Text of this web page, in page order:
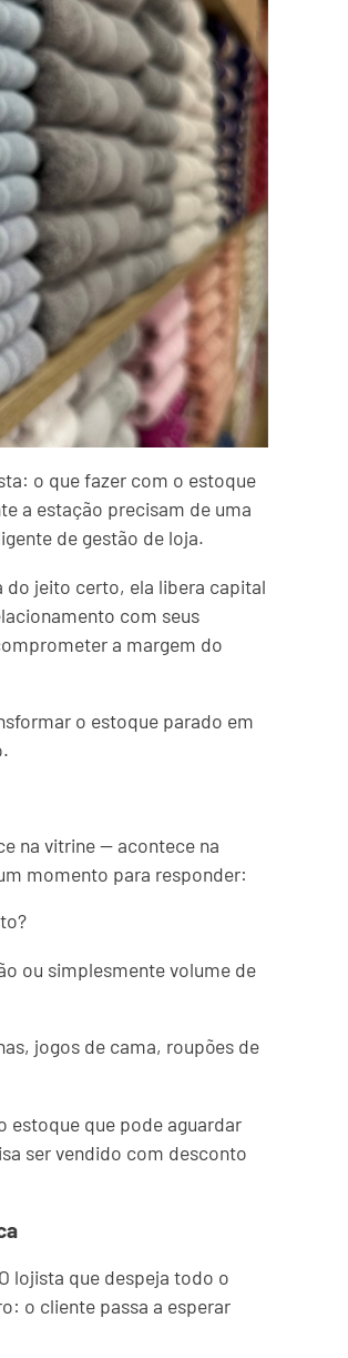
o que fazer com o estoque
a estação precisam de uma
de gestão de loja.
do jeito certo, ela libera capital
com seus
a margem do
o estoque parado em
na vitrine — acontece na
momento para responder:
ou simplesmente volume de
jogos de cama, roupões de
estoque que pode aguardar
ser vendido com desconto
lojista que despeja todo o
o cliente passa a esperar